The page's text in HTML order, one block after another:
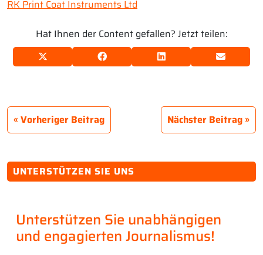
RK Print Coat Instruments Ltd
Hat Ihnen der Content gefallen? Jetzt teilen:
Vorheriger Beitrag Nächster Beitrag
UNTERSTÜTZEN SIE UNS
Unterstützen Sie unabhängigen
und engagierten Journalismus!